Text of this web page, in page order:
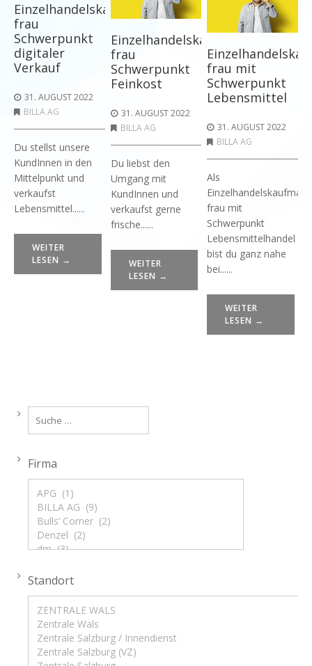
Einzelhandelskaufmann/-
frau
Schwerpunkt
digitaler
Verkauf
31. AUGUST 2022
BILLA AG
Du stellst unsere
KundInnen in den
Mittelpunkt und
verkaufst
Lebensmittel......
WEITER
LESEN →
Einzelhandelskaufmann/-
frau
Schwerpunkt
Feinkost
31. AUGUST 2022
BILLA AG
Du liebst den
Umgang mit
KundInnen und
verkaufst gerne
frische......
WEITER
LESEN →
frau mit
Schwerpunkt
Lebensmittel
31. AUGUST 2022
BILLA AG
Als
frau mit
Schwerpunkt
Lebensmittelhandel
bist du ganz nahe
bei......
WEITER
LESEN →
Firma
Standort